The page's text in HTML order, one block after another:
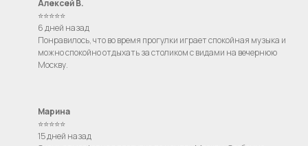
Алексей В.
⭐⭐⭐⭐⭐
6 дней назад
Понравилось, что во время прогулки играет спокойная музыка и
можно спокойно отдыхать за столиком с видами на вечернюю
Москву.
Марина
⭐⭐⭐⭐⭐
15 дней назад
Я даю согласие на обработку моих
персональных данных на условиях
Согласияи подтверждаю, что
ознакомлен(а) сПолитикой обработки
персональных данных